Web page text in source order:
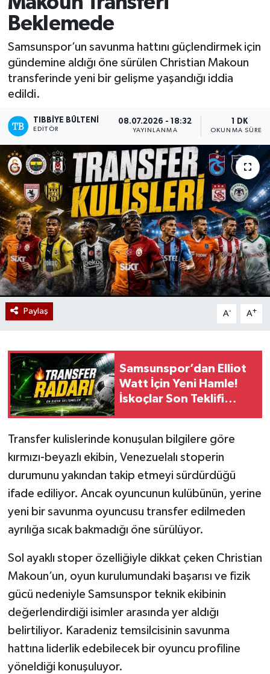
Beklemede
Samsunspor’un savunma hattını güçlendirmek için
gündemine aldığı öne sürülen Christian Makoun
transferinde yeni bir gelişme yaşandığı iddia
edildi.
TIBBIYE BÜLTENI
EDITÖR
08.07.2026 - 18:32
YAYINLANMA
1 DK
OKUNMA SÜRESI
Paylaş A- A+
Samsunspor’dan Elliot
Watt İçin Yeni Hamle!
İskoçlar Son Teklifi
Transfer kulislerinde konuşulan bilgilere göre
kırmızı-beyazlı ekibin, Venezuelalı stoperin
durumunu yakından takip etmeyi sürdürdüğü
ifade ediliyor. Ancak oyuncunun kulübünün, yerine
yeni bir savunma oyuncusu transfer edilmeden
ayrılığa sıcak bakmadığı öne sürülüyor.
Sol ayaklı stoper özelliğiyle dikkat çeken Christian
Makoun’un, oyun kurulumundaki başarısı ve fizik
gücü nedeniyle Samsunspor teknik ekibinin
değerlendirdiği isimler arasında yer aldığı
belirtiliyor. Karadeniz temsilcisinin savunma
hattına liderlik edebilecek bir oyuncu profiline
yöneldiği konuşuluyor.
Mevzuat